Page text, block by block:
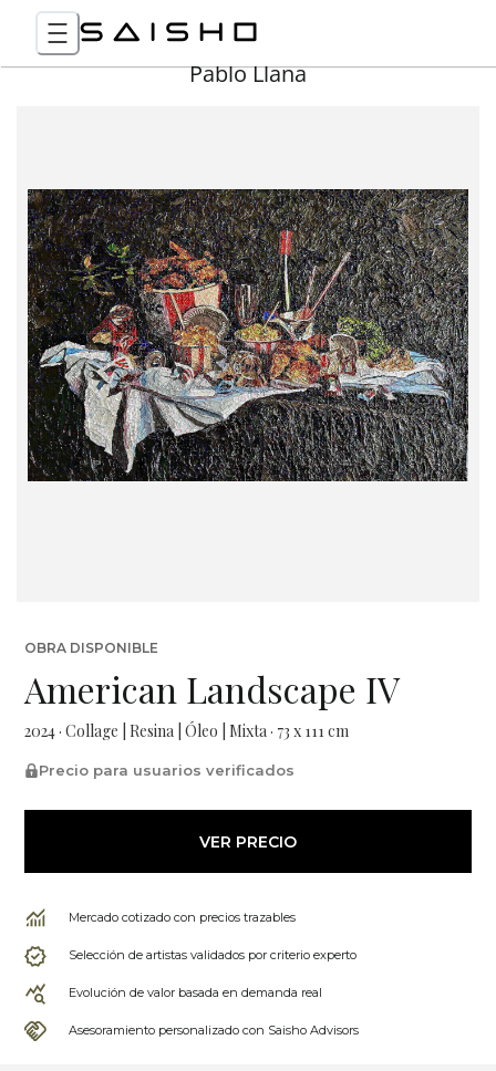
Pablo Llana
OBRA DISPONIBLE
American Landscape IV
2024 · Collage | Resina | Óleo | Mixta · 73 x 111 cm
Precio para usuarios verificados
VER PRECIO
Mercado cotizado con precios trazables
Selección de artistas validados por criterio experto
Evolución de valor basada en demanda real
Asesoramiento personalizado con Saisho Advisors